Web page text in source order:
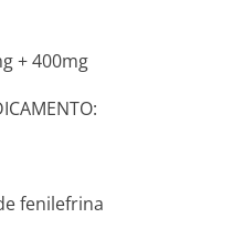
+ 400mg
fenilefrina